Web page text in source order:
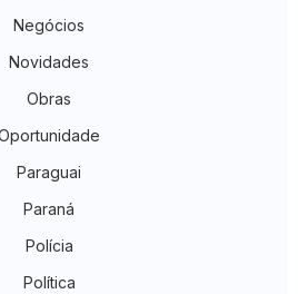
Negócios
Novidades
Obras
Paraguai
Paraná
Polícia
Política